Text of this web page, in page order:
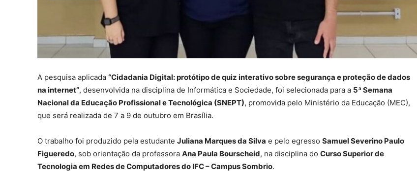
A pesquisa aplicada “Cidadania Digital: protótipo de quiz interativo sobre segurança e proteção de dados
na internet”, desenvolvida na disciplina de Informática e Sociedade, foi selecionada para a 5ª Semana
Nacional da Educação Profissional e Tecnológica (SNEPT), promovida pelo Ministério da Educação (MEC),
que será realizada de 7 a 9 de outubro em Brasília.
O trabalho foi produzido pela estudante Juliana Marques da Silva e pelo egresso Samuel Severino Paulo
Figueredo, sob orientação da professora Ana Paula Bourscheid, na disciplina do Curso Superior de
Tecnologia em Redes de Computadores do IFC – Campus Sombrio.